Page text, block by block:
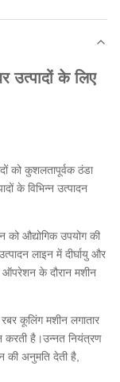
उत्पादों के लिए
को कुशलतापूर्वक ठंडा
के विभिन्न उत्पादन
को औद्योगिक उपयोग की
लाइन में दीर्घायु और
ऑपरेशन के दौरान मशीन
कूलिंग मशीन लगातार
करती है।उन्नत नियंत्रण
की अनुमति देती है,